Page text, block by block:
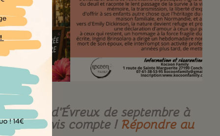
ville d’Évreux de septembre à
Votre avis compte !Répondre au